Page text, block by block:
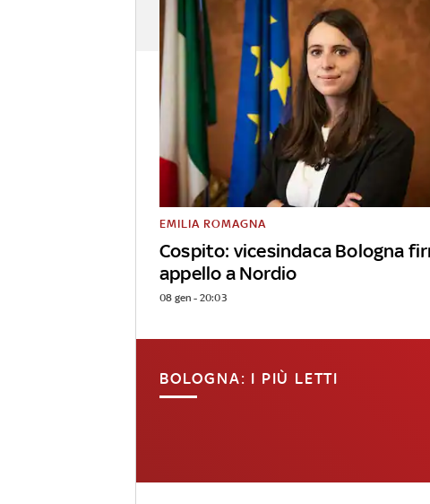
Cospito: vicesindaca Bologna
appello a Nordio
EMILIA ROMAGNA
08 gen - 20:03
BOLOGNA: I PIÙ LETTI